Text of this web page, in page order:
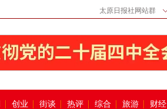
太原日报社网站群
创业 街谈 热评 综合 旅游 财经